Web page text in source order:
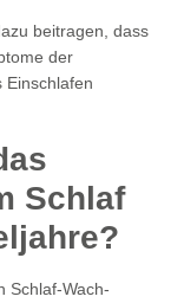
beitragen, dass
der
Einschlafen
Schlaf
Schlaf-Wach-